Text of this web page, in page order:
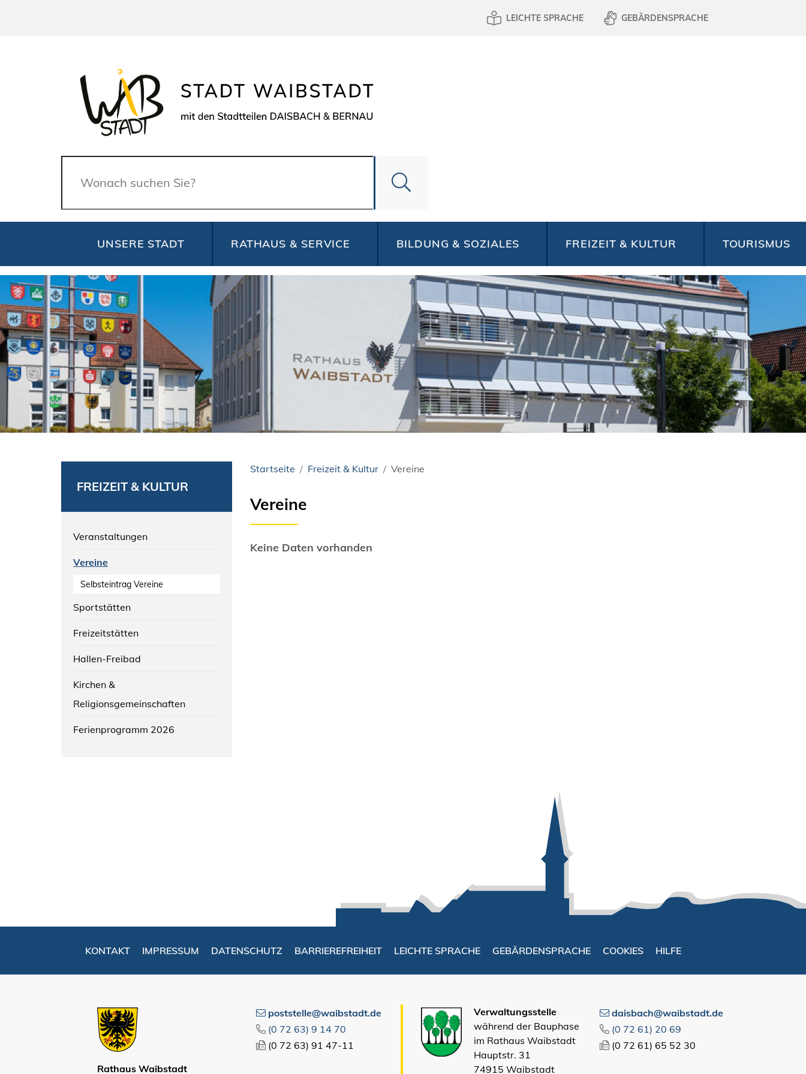
LEICHTE SPRACHE GEBÄRDENSPRACHE
Suche
UNSERE STADT RATHAUS & SERVICE BILDUNG & SOZIALES FREIZEIT & KULTUR TOURISMUS
FREIZEIT & KULTUR
Veranstaltungen
Vereine
Selbsteintrag Vereine
Sportstätten
Freizeitstätten
Hallen-Freibad
Kirchen &
Religionsgemeinschaften
Ferienprogramm 2026
Startseite Freizeit & Kultur Vereine
Vereine
Keine Daten vorhanden
KONTAKT IMPRESSUM DATENSCHUTZ BARRIEREFREIHEIT LEICHTE SPRACHE GEBÄRDENSPRACHE COOKIES HILFE
Rathaus Waibstadt
poststelle@waibstadt.de
(0 72 63) 9 14 70
(0 72 63) 91 47-11
Verwaltungsstelle
während der Bauphase
im Rathaus Waibstadt
Hauptstr. 31
74915 Waibstadt
daisbach@waibstadt.de
(0 72 61) 20 69
(0 72 61) 65 52 30